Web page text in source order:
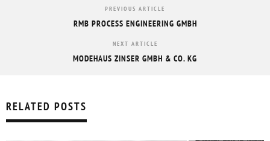
PREVIOUS ARTICLE
RMB PROCESS ENGINEERING GMBH
NEXT ARTICLE
MODEHAUS ZINSER GMBH & CO. KG
RELATED POSTS